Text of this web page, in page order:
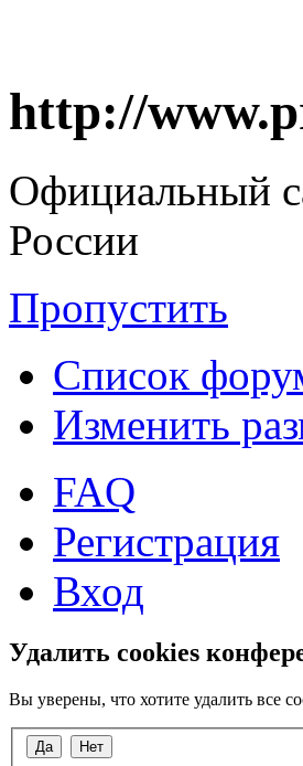
http://
Официальный
России
Пропустить
Список
Изменить
FAQ
Регистрация
Вход
Удалить cookies
Вы уверены, что хотите удалить все